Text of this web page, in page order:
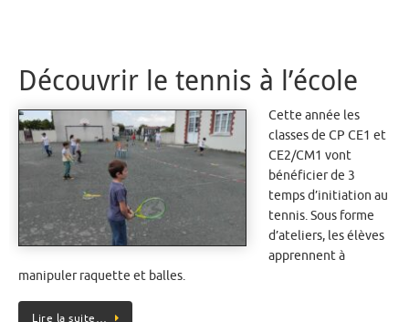
Découvrir le tennis à l’école
Cette année les
classes de CP CE1 et
CE2/CM1 vont
bénéficier de 3
temps d’initiation au
tennis. Sous forme
d’ateliers, les élèves
apprennent à
manipuler raquette et balles.
Lire la suite…